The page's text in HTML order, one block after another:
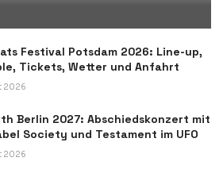
Festival Potsdam 2026: Line-up,
Tickets, Wetter und Anfahrt
2026
Berlin 2027: Abschiedskonzert mit
Society und Testament im UFO
2026